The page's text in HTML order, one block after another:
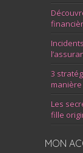
3
Les
fille
MON